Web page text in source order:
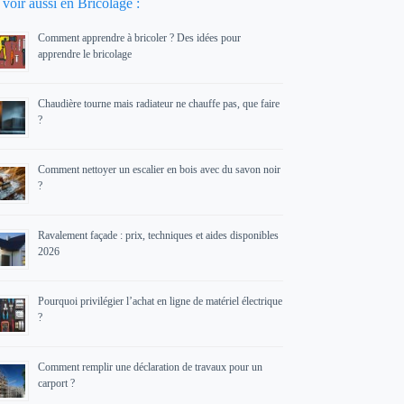
aussi en Bricolage :
Comment apprendre à bricoler ? Des idées pour
apprendre le bricolage
Chaudière tourne mais radiateur ne chauffe pas, que faire
?
Comment nettoyer un escalier en bois avec du savon noir
?
Ravalement façade : prix, techniques et aides disponibles
2026
Pourquoi privilégier l’achat en ligne de matériel électrique
?
Comment remplir une déclaration de travaux pour un
carport ?